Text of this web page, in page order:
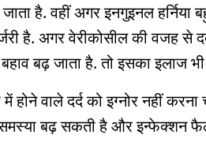
जाता है. वहीं अगर इनगुइनल
है. अगर वेरीकोसील की वजह
बढ़ जाता है. तो इसका इलाज
होने वाले दर्द को इग्नोर नहीं
समस्या बढ़ सकती है और इन्फेक्शन